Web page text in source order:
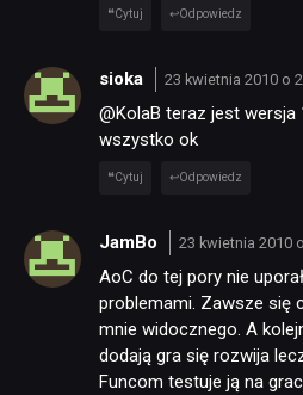
Cytuj Odpowiedz
sioka 23 kwietnia 2010 o
@KolaB teraz jest wersja
wszystko ok
Cytuj Odpowiedz
JamBo 23 kwietnia 2010
AoC do tej pory nie
problemami. Zawsze się
mnie widocznego. A
dodają gra się rozwija
Funcom testuje ją na